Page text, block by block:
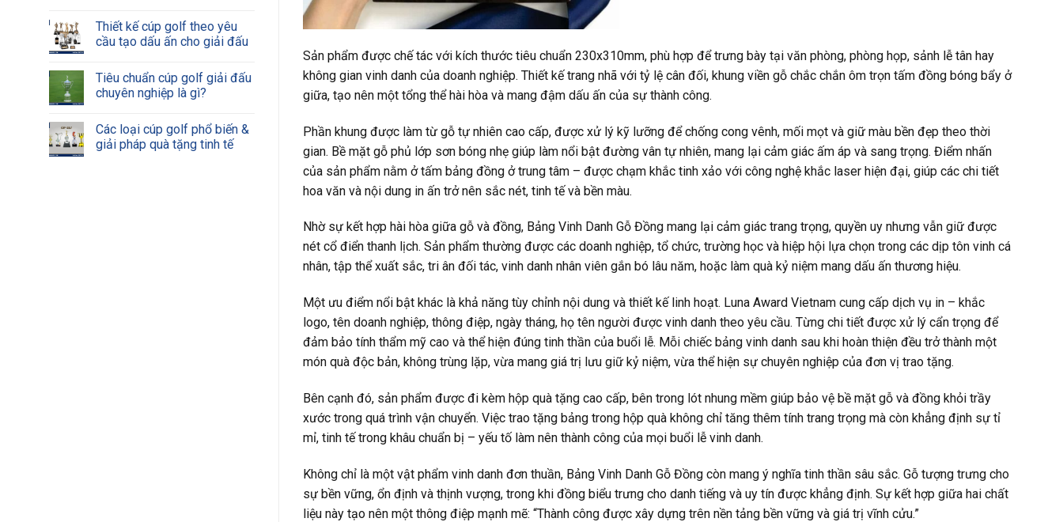
Thiết kế cúp golf theo yêu
cầu tạo dấu ấn cho giải đấu
Tiêu chuẩn cúp golf giải đấu
chuyên nghiệp là gì?
Các loại cúp golf phổ biến &
giải pháp quà tặng tinh tế
Sản phẩm được chế tác với kích thước tiêu chuẩn 230x310mm, phù hợp để trưng bày tại văn phòng, phòng họp, sảnh lễ tân hay
không gian vinh danh của doanh nghiệp. Thiết kế trang nhã với tỷ lệ cân đối, khung viền gỗ chắc chắn ôm trọn tấm đồng bóng bẩy ở
giữa, tạo nên một tổng thể hài hòa và mang đậm dấu ấn của sự thành công.
Phần khung được làm từ gỗ tự nhiên cao cấp, được xử lý kỹ lưỡng để chống cong vênh, mối mọt và giữ màu bền đẹp theo thời
gian. Bề mặt gỗ phủ lớp sơn bóng nhẹ giúp làm nổi bật đường vân tự nhiên, mang lại cảm giác ấm áp và sang trọng. Điểm nhấn
của sản phẩm nằm ở tấm bảng đồng ở trung tâm – được chạm khắc tinh xảo với công nghệ khắc laser hiện đại, giúp các chi tiết
hoa văn và nội dung in ấn trở nên sắc nét, tinh tế và bền màu.
Nhờ sự kết hợp hài hòa giữa gỗ và đồng, Bảng Vinh Danh Gỗ Đồng mang lại cảm giác trang trọng, quyền uy nhưng vẫn giữ được
nét cổ điển thanh lịch. Sản phẩm thường được các doanh nghiệp, tổ chức, trường học và hiệp hội lựa chọn trong các dịp tôn vinh cá
nhân, tập thể xuất sắc, tri ân đối tác, vinh danh nhân viên gắn bó lâu năm, hoặc làm quà kỷ niệm mang dấu ấn thương hiệu.
Một ưu điểm nổi bật khác là khả năng tùy chỉnh nội dung và thiết kế linh hoạt. Luna Award Vietnam cung cấp dịch vụ in – khắc
logo, tên doanh nghiệp, thông điệp, ngày tháng, họ tên người được vinh danh theo yêu cầu. Từng chi tiết được xử lý cẩn trọng để
đảm bảo tính thẩm mỹ cao và thể hiện đúng tinh thần của buổi lễ. Mỗi chiếc bảng vinh danh sau khi hoàn thiện đều trở thành một
món quà độc bản, không trùng lặp, vừa mang giá trị lưu giữ kỷ niệm, vừa thể hiện sự chuyên nghiệp của đơn vị trao tặng.
Bên cạnh đó, sản phẩm được đi kèm hộp quà tặng cao cấp, bên trong lót nhung mềm giúp bảo vệ bề mặt gỗ và đồng khỏi trầy
xước trong quá trình vận chuyển. Việc trao tặng bảng trong hộp quà không chỉ tăng thêm tính trang trọng mà còn khẳng định sự tỉ
mỉ, tinh tế trong khâu chuẩn bị – yếu tố làm nên thành công của mọi buổi lễ vinh danh.
Không chỉ là một vật phẩm vinh danh đơn thuần, Bảng Vinh Danh Gỗ Đồng còn mang ý nghĩa tinh thần sâu sắc. Gỗ tượng trưng cho
sự bền vững, ổn định và thịnh vượng, trong khi đồng biểu trưng cho danh tiếng và uy tín được khẳng định. Sự kết hợp giữa hai chất
liệu này tạo nên một thông điệp mạnh mẽ: “Thành công được xây dựng trên nền tảng bền vững và giá trị vĩnh cửu.”